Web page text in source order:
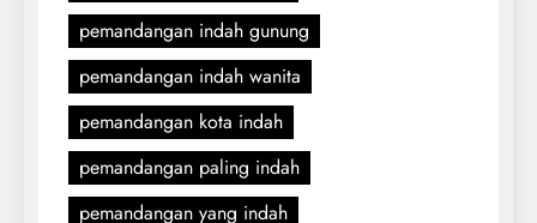
pemandangan indah gunung
pemandangan indah wanita
pemandangan kota indah
pemandangan paling indah
pemandangan yang indah